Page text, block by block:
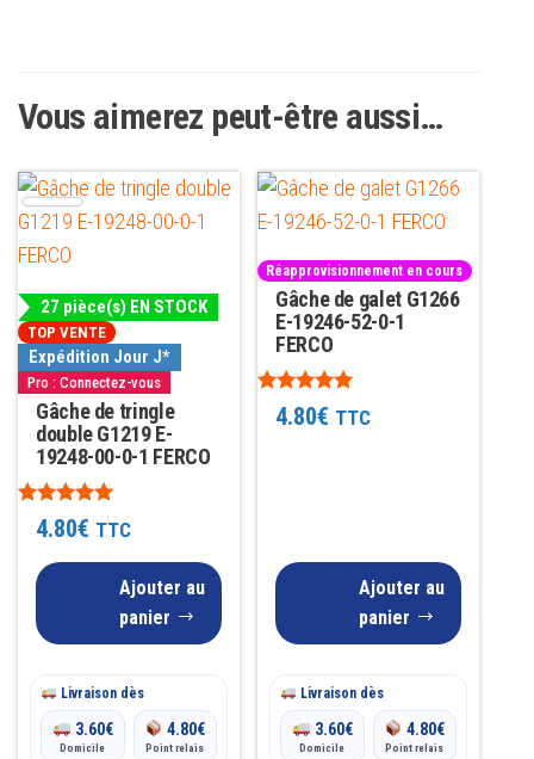
Vous aimerez peut-être aussi…
27 pièce(s) EN STOCK
TOP VENTE
Expédition Jour J*
Pro : Connectez-vous
Gâche de tringle
double G1219 E-
19248-00-0-1 FERCO
Note
4.854.80€ TTC
Ajouter au
panier
Livraison dès
3.60€
Domicile
4.80€
Point relais
Réapprovisionnement en cours
Gâche de galet G1266
E-19246-52-0-1
FERCO
Note
4.884.80€ TTC
Ajouter au
panier
Livraison dès
3.60€
Domicile
4.80€
Point relais